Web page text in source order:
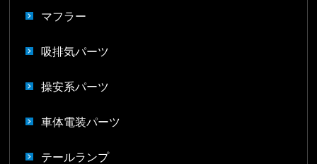
マフラー
吸排気パーツ
操安系パーツ
車体電装パーツ
テールランプ